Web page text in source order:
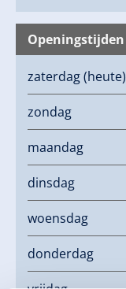
Openingstijden
zaterdag(heute)
zondag
maandag
dinsdag
woensdag
donderdag